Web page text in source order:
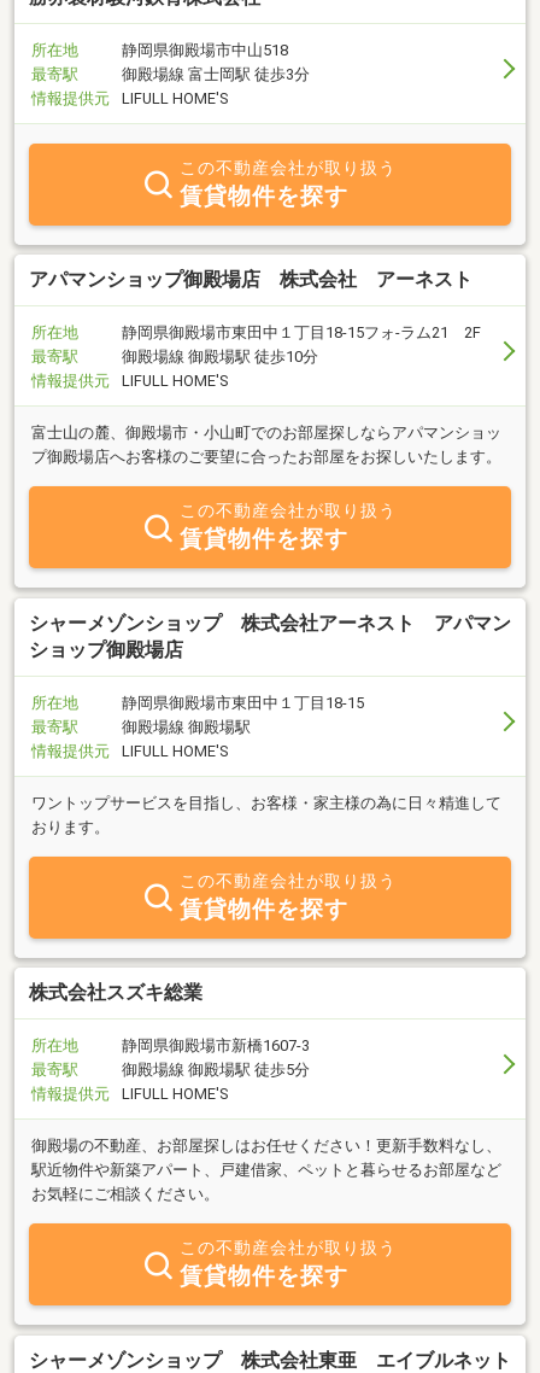
所在地
静岡県御殿場市中山518
最寄駅
御殿場線 富士岡駅 徒歩3分
情報提供元
LIFULL HOME'S
この不動産会社が取り扱う
賃貸物件を探す
アパマンショップ御殿場店 株式会社 アーネスト
所在地
静岡県御殿場市東田中１丁目18-15フォ-ラム21 2F
最寄駅
御殿場線 御殿場駅 徒歩10分
情報提供元
LIFULL HOME'S
富士山の麓、御殿場市・小山町でのお部屋探しならアパマンショッ
プ御殿場店へお客様のご要望に合ったお部屋をお探しいたします。
この不動産会社が取り扱う
賃貸物件を探す
シャーメゾンショップ 株式会社アーネスト アパマン
ショップ御殿場店
所在地
静岡県御殿場市東田中１丁目18-15
最寄駅
御殿場線 御殿場駅
情報提供元
LIFULL HOME'S
ワントップサービスを目指し、お客様・家主様の為に日々精進して
おります。
この不動産会社が取り扱う
賃貸物件を探す
株式会社スズキ総業
所在地
静岡県御殿場市新橋1607-3
最寄駅
御殿場線 御殿場駅 徒歩5分
情報提供元
LIFULL HOME'S
御殿場の不動産、お部屋探しはお任せください！更新手数料なし、
駅近物件や新築アパート、戸建借家、ペットと暮らせるお部屋など
お気軽にご相談ください。
この不動産会社が取り扱う
賃貸物件を探す
シャーメゾンショップ 株式会社東亜 エイブルネット